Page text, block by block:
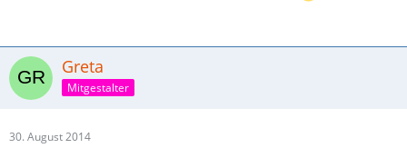
Greta
Mitgestalter
30. August 2014